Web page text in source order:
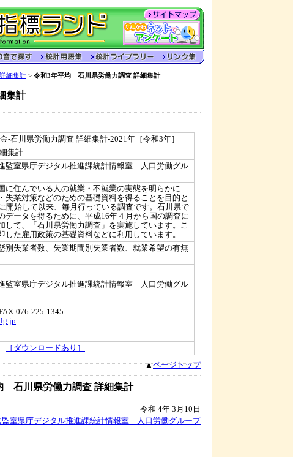
細集計 > 令和3年平均 石川県労働力調査 詳細集計
集計
-石川県労働力調査 詳細集計-2021年［令和3年］
集計
監室県庁デジタル推進課統計情報室 人口労働グル
に住んでいる人の就業・不就業の実態を明らかに
失業対策などのための基礎資料を得ることを目的と
開始して以来、毎月行っている調査です。石川県で
データを得るために、平成16年４月から国の調査に
して、「石川県労働力調査」を実施しています。こ
した雇用政策の基礎資料などに利用しています。
別失業者数、失業期間別失業者数、就業希望の有無
監室県庁デジタル推進課統計情報室 人口労働グル
225-1345
［ダウンロードあり］
▲ページトップ
石川県労働力調査 詳細集計
令和 4年 3月10日
室県庁デジタル推進課統計情報室 人口労働グループ